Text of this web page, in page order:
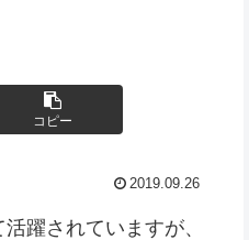
コピー
2019.09.26
躍されていますが、